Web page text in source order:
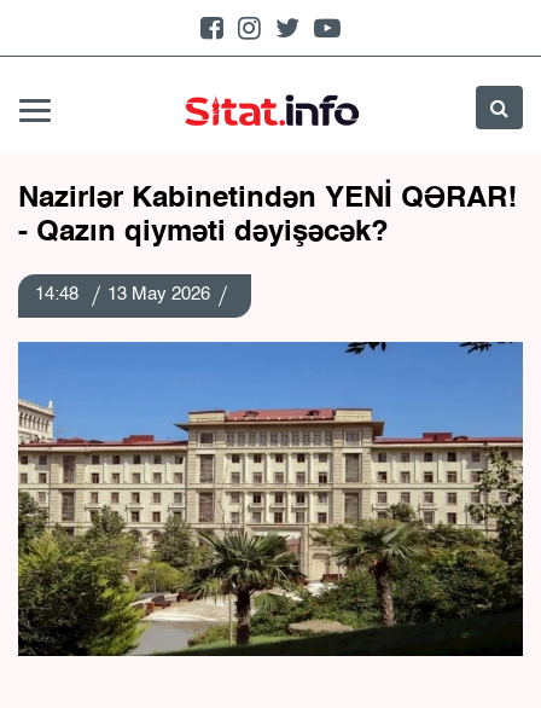
Nazirlər Kabinetindən YENİ QƏRAR!
- Qazın qiyməti dəyişəcək?
14:48 13 May 2026